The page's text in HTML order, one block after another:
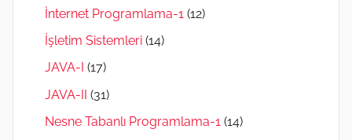
İnternet Programlama-1 (12)
İşletim Sistemleri (14)
JAVA-I (17)
JAVA-II (31)
Nesne Tabanlı Programlama-1 (14)